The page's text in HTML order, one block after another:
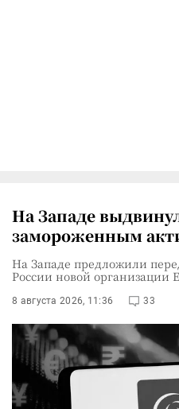
На Западе
замороженным
На Западе предложили
России новой организации
8 августа 2026, 11:36 33